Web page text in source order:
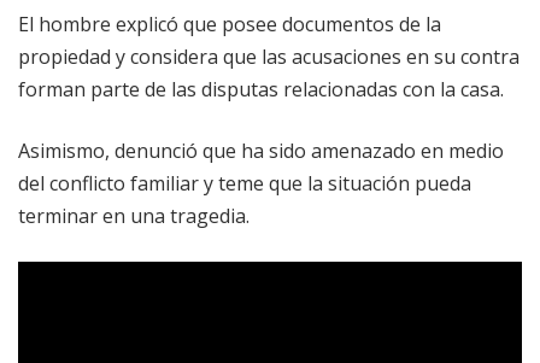
El hombre explicó que posee documentos de la
propiedad y considera que las acusaciones en su contra
forman parte de las disputas relacionadas con la casa.
Asimismo, denunció que ha sido amenazado en medio
del conflicto familiar y teme que la situación pueda
terminar en una tragedia.